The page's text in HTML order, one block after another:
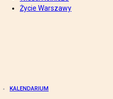
Życie Warszawy
KALENDARIUM